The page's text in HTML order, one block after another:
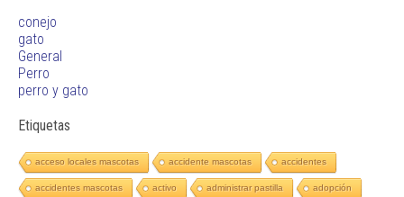
conejo
gato
General
Perro
perro y gato
Etiquetas
acceso locales mascotas accidente mascotas accidentes
accidentes mascotas activo administrar pastilla adopción